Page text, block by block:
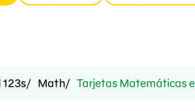
Math Tarjetas Matemáticas